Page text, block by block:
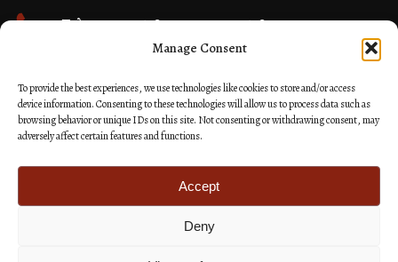
Manage Consent
To provide the best experiences, we use technologies like cookies to store and/or access
device information. Consenting to these technologies will allow us to process data such as
browsing behavior or unique IDs on this site. Not consenting or withdrawing consent, may
adversely affect certain features and functions.
Accept
Deny
Τηλ. 27310 26580 και 27310 26581
Κατασκευή Ιστοσελίδων Site as you GO: Falcon από